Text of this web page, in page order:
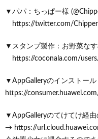
▼パパ：ちっぱー様
https://twitter.com/
▼スタンプ製作：お野菜なす
https://coconala.com/
▼AppGalleryのインストール
https://
▼AppGalleryのてけてけ経
→ https://